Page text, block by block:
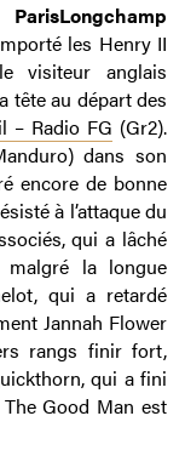
les Henry II
visiteur anglais
tête au départ des
– Radio FG (Gr2).
dans son
encore de bonne
à l’attaque du
qui a lâché
la longue
qui a retardé
Jannah Flower
rangs finir fort,
qui a fini
Good Man est